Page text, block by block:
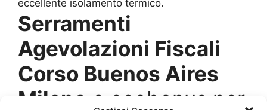
eccellente isolamento termico.
Serramenti
Agevolazioni Fiscali
Corso Buenos Aires
Milano e ecobonus per